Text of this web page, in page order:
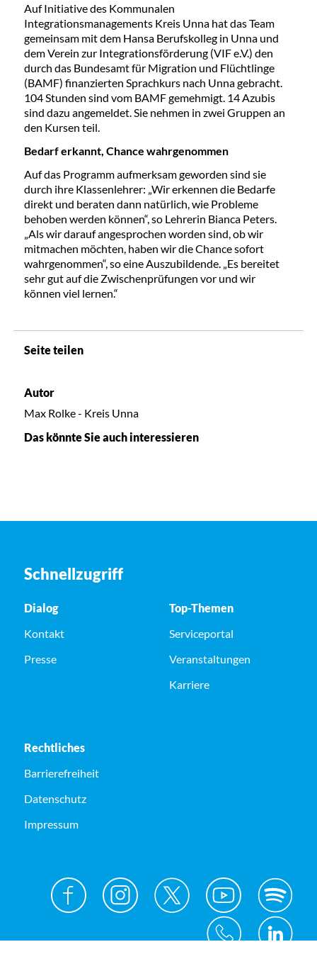
Auf Initiative des Kommunalen
Integrationsmanagements Kreis Unna hat das Team
gemeinsam mit dem Hansa Berufskolleg in Unna und
dem Verein zur Integrationsförderung (VIF e.V.) den
durch das Bundesamt für Migration und Flüchtlinge
(BAMF) finanzierten Sprachkurs nach Unna gebracht.
104 Stunden sind vom BAMF gemehmigt. 14 Azubis
sind dazu angemeldet. Sie nehmen in zwei Gruppen an
den Kursen teil.
Bedarf erkannt, Chance wahrgenommen
Auf das Programm aufmerksam geworden sind sie
durch ihre Klassenlehrer: „Wir erkennen die Bedarfe
direkt und beraten dann natürlich, wie Probleme
behoben werden können“, so Lehrerin Bianca Peters.
„Als wir darauf angesprochen worden sind, ob wir
mitmachen möchten, haben wir die Chance sofort
wahrgenommen“, so eine Auszubildende. „Es bereitet
sehr gut auf die Zwischenprüfungen vor und wir
können viel lernen.“
Seite teilen
Autor
Max Rolke - Kreis Unna
Das könnte Sie auch interessieren
Schnellzugriff
Dialog
Kontakt
Presse
Top-Themen
Serviceportal
Veranstaltungen
Karriere
Rechtliches
Barrierefreiheit
Datenschutz
Impressum